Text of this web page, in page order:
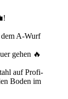
A-Wurf
gehen 🔥
auf Profi-
Boden im